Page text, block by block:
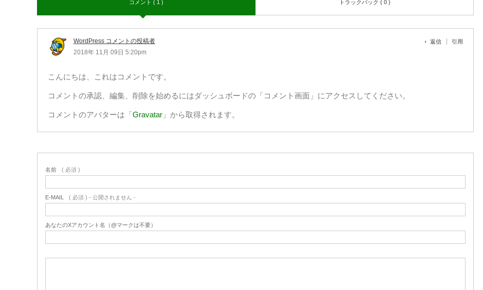
コメント ( 1 ) トラックバック ( 0 )
WordPress コメントの投稿者
2018年 11月 09日 5:20pm
返信 引用
こんにちは、これはコメントです。
コメントの承認、編集、削除を始めるにはダッシュボードの「コメント画面」にアクセスしてください。
コメントのアバターは「Gravatar 」から取得されます。
名前 ( 必須 )
E-MAIL ( 必須 ) - 公開されません -
あなたのXアカウント名（@マークは不要）